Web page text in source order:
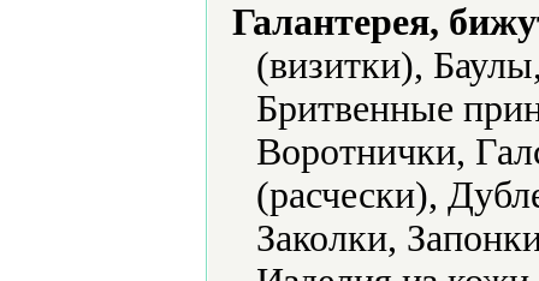
Галантерея,
(визитки),
Бритвенные
Воротнички,
(расчески),
Заколки,